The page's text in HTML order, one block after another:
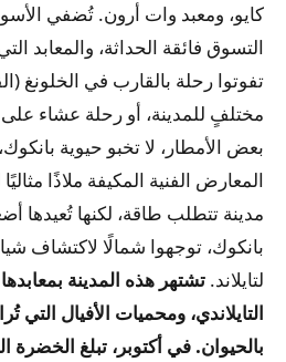
كايو، ومعبد وات أرون. تُضفي
التسوق فائقة الحداثة، والمعابد التي
تفوتوا رحلة بالقارب في الخلونغ
مختلفٍ للمدينة، أو رحلة عشاء على
بعض الأمطار، لا تخبو حيوية
المعارض الفنية المكيفة ملاذًا
مدينة تتطلب طاقة، لكنها تُعيدها
بانكوك، توجهوا شمالًا لاكتشاف
لتايلاند. تشتهر هذه المدينة
التايلاندي، ومحميات الأفيال التي
بالحيوان. في أكتوبر، تبلغ الخضرة